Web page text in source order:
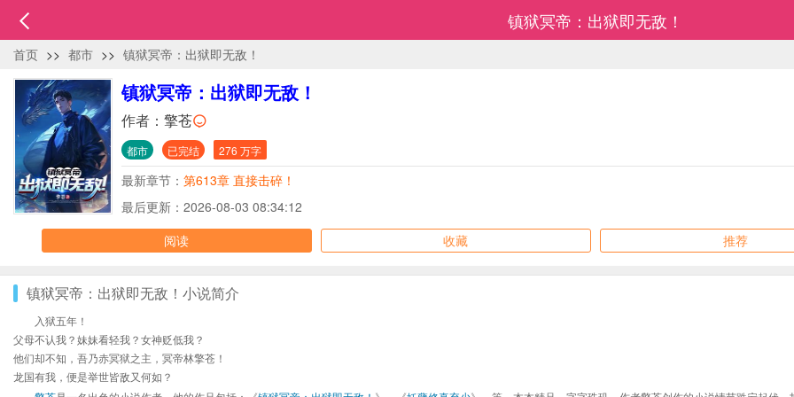
镇狱冥帝：出狱即无敌！
首页 >> 都市 >> 镇狱冥帝：出狱即无敌！
镇狱冥帝：出狱即无敌！
作者： 擎苍
都市 已完结 276 万字
最新章节： 第613章 直接击碎！
最后更新：2026-08-03 08:34:12
阅读
收藏 推荐
镇狱冥帝：出狱即无敌！小说简介
入狱五年！
父母不认我？妹妹看轻我？女神贬低我？
他们却不知，吾乃赤冥狱之主，冥帝林擎苍！
龙国有我，便是举世皆敌又何如？